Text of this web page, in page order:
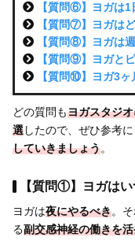
【質問⑥】ヨガは1
【質問⑦】ヨガは
【質問⑧】ヨガは
【質問⑨】ヨガと
【質問⑩】ヨガ3ヶ
どの質問もヨガスタジ
選したので、ぜひ参考
していきましょう。
【質問①】ヨガは
ヨガは夜にやるべき。
る副交感神経の働きを